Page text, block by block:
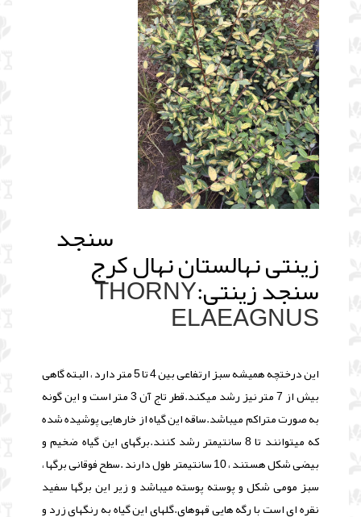
سنجد
زینتی نهالستان نهال کرج
سنجد زینتی:THORNY
ELAEAGNUS
این درختچه همیشه سبز ارتفاعی بین 4 تا 5 متر دارد ، البته گاهی
بیش از 7 متر نیز رشد میکند.
قطر تاج آن 3 متر است و این گونه
به صورت متراکم میباشد.ساقه این گیاه از خارهایی پوشیده شده
که میتوانند تا 8 سانتیمتر رشد کنند.
برگهای این گیاه ضخیم و
بیضی شکل هستند ، 10 سانتیمتر طول دارند .
سطح فوقانی برگها ،
سبز مومی شکل و پوسته پوسته میباشد و زیر این برگها سفید
نقره ای است با رگه هایی قهوهای.گلهای این گیاه به رنگهای زرد و